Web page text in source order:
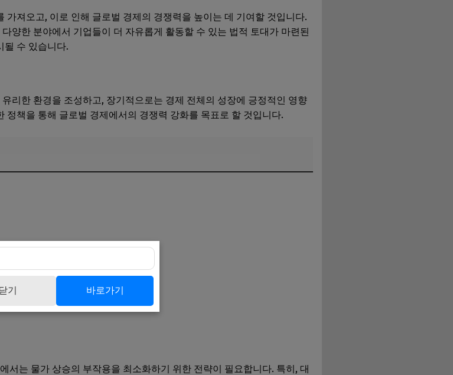
가져오고, 이로 인해 글로벌 경제의 경쟁력을 높이는 데 기여할 것입니다.
양한 분야에서 기업들이 더 자유롭게 활동할 수 있는 법적 토대가 마련된
될 수 있습니다.
리한 환경을 조성하고, 장기적으로는 경제 전체의 성장에 긍정적인 영향
정책을 통해 글로벌 경제에서의 경쟁력 강화를 목표로 할 것입니다.
서는 물가 상승의 부작용을 최소화하기 위한 전략이 필요합니다. 특히, 대
기 바로가기